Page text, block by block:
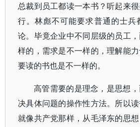
总裁到员工都读一本书？听起来
行。林彪不可能要求普通的士兵
论。毕竟企业中不同层级的员工
样的，需求是不一样的，理解能
要读的书也是不一样的。
高管需要的是理念，是思想
决具体问题的操作性方法。所以读
就像共产党那样，从毛泽东的思